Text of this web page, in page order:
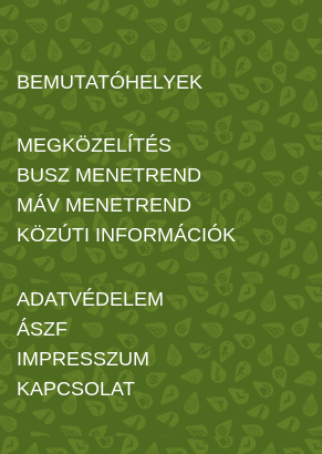
BEMUTATÓHELYEK
MEGKÖZELÍTÉS
BUSZ MENETREND
MÁV MENETREND
KÖZÚTI INFORMÁCIÓK
ADATVÉDELEM
ÁSZF
IMPRESSZUM
KAPCSOLAT